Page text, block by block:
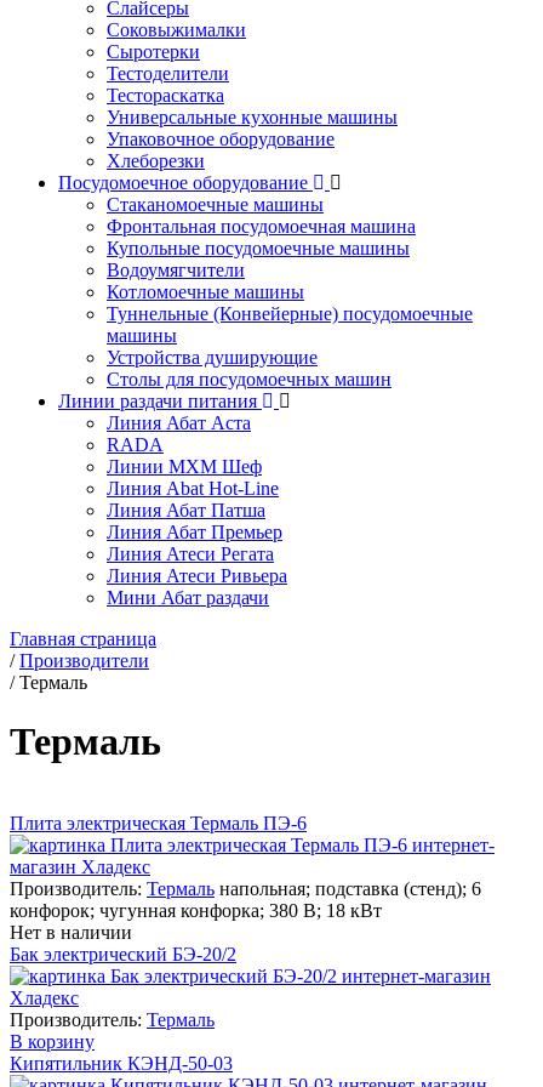
Слайсеры
Соковыжималки
Сыротерки
Тестоделители
Тестораскатка
Универсальные кухонные машины
Упаковочное оборудование
Хлеборезки
Посудомоечное оборудование
Стаканомоечные машины
Фронтальная посудомоечная машина
Купольные посудомоечные машины
Водоумягчители
Котломоечные машины
Туннельные (Конвейерные) посудомоечные
машины
Устройства душирующие
Столы для посудомоечных машин
Линии раздачи питания
Линия Абат Аста
RADA
Линии МХМ Шеф
Линия Abat Hot-Line
Линия Абат Патша
Линия Абат Премьер
Линия Атеси Регата
Линия Атеси Ривьера
Мини Абат раздачи
Главная страница
/Производители
/Термаль
Термаль
Плита электрическая Термаль ПЭ-6
Производитель: Термаль напольная; подставка (стенд); 6
конфорок; чугунная конфорка; 380 В; 18 кВт
Нет в наличии
Бак электрический БЭ-20/2
Производитель: Термаль
В корзину
Кипятильник КЭНД-50-03